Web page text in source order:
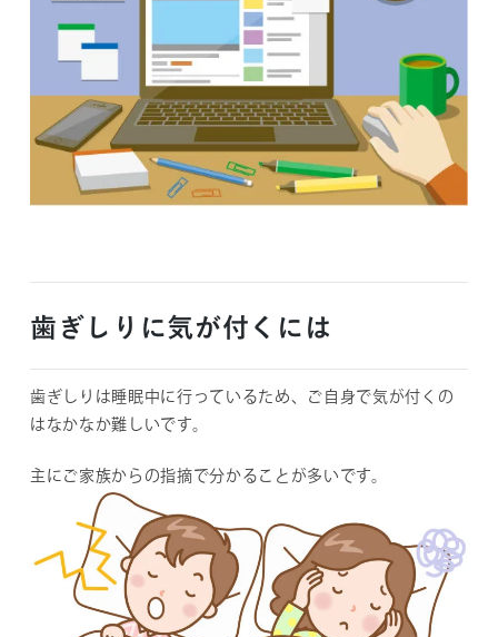
歯ぎしりに気が付くには
歯ぎしりは睡眠中に行っているため、ご自身で気が付くの
はなかなか難しいです。
主にご家族からの指摘で分かることが多いです。